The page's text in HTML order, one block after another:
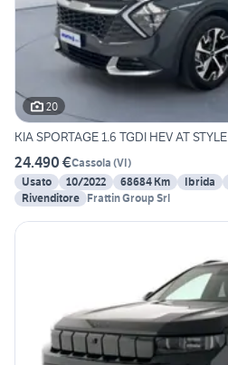
20
KIA SPORTAGE 1.6 TGDI HEV AT STYLE
24.490 €Cassola (VI)
Usato
10/2022 68684 Km Ibrida
Rivenditore Frattin Group Srl